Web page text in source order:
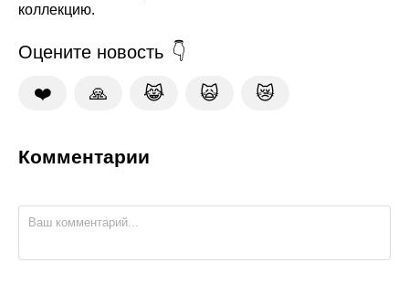
коллекцию.
Оцените новость
❤️ 🙏 😹 🙀 😿
Комментарии